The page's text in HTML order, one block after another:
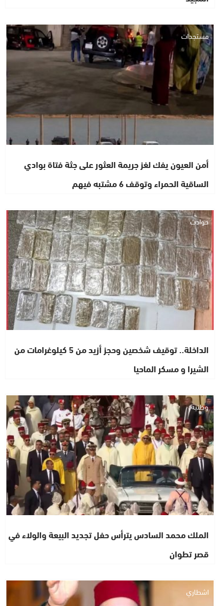
مستجدات
أمن العيون يفك لغز جريمة العثور على جثة فتاة بوادي
الساقية الحمراء وتوقف 6 مشتبه فيهم
حوادث
الداخلة.. توقيف شخصين وحجز أزيد من 5 كيلوغرامات من
الشيرا و مسكر الماحيا
وطنية
الملك محمد السادس يترأس حفل تجديد البيعة والولاء في
قصر تطوان
اشطاري